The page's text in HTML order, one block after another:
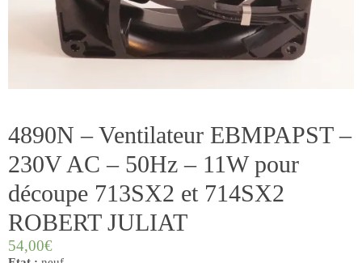
4890N – Ventilateur EBMPAPST –
230V AC – 50Hz – 11W pour
découpe 713SX2 et 714SX2
ROBERT JULIAT
54,00€